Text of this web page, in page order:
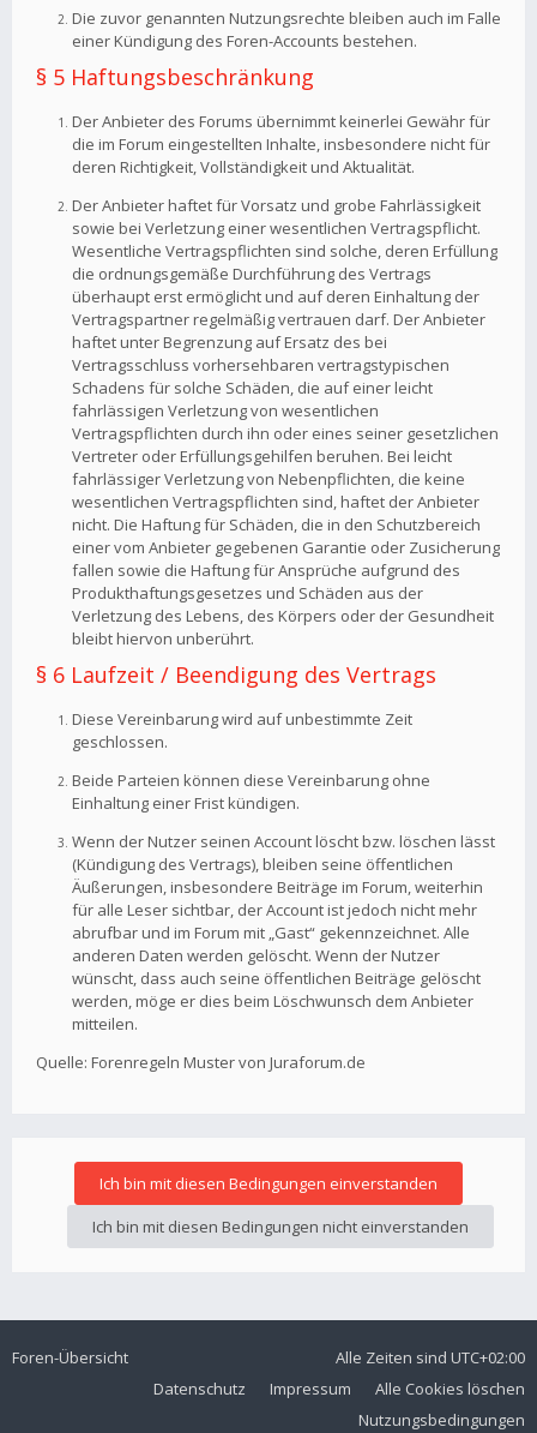
Die zuvor genannten Nutzungsrechte bleiben auch im Falle
einer Kündigung des Foren-Accounts bestehen.
§ 5 Haftungsbeschränkung
Der Anbieter des Forums übernimmt keinerlei Gewähr für
die im Forum eingestellten Inhalte, insbesondere nicht für
deren Richtigkeit, Vollständigkeit und Aktualität.
Der Anbieter haftet für Vorsatz und grobe Fahrlässigkeit
sowie bei Verletzung einer wesentlichen Vertragspflicht.
Wesentliche Vertragspflichten sind solche, deren Erfüllung
die ordnungsgemäße Durchführung des Vertrags
überhaupt erst ermöglicht und auf deren Einhaltung der
Vertragspartner regelmäßig vertrauen darf. Der Anbieter
haftet unter Begrenzung auf Ersatz des bei
Vertragsschluss vorhersehbaren vertragstypischen
Schadens für solche Schäden, die auf einer leicht
fahrlässigen Verletzung von wesentlichen
Vertragspflichten durch ihn oder eines seiner gesetzlichen
Vertreter oder Erfüllungsgehilfen beruhen. Bei leicht
fahrlässiger Verletzung von Nebenpflichten, die keine
wesentlichen Vertragspflichten sind, haftet der Anbieter
nicht. Die Haftung für Schäden, die in den Schutzbereich
einer vom Anbieter gegebenen Garantie oder Zusicherung
fallen sowie die Haftung für Ansprüche aufgrund des
Produkthaftungsgesetzes und Schäden aus der
Verletzung des Lebens, des Körpers oder der Gesundheit
bleibt hiervon unberührt.
§ 6 Laufzeit / Beendigung des Vertrags
Diese Vereinbarung wird auf unbestimmte Zeit
geschlossen.
Beide Parteien können diese Vereinbarung ohne
Einhaltung einer Frist kündigen.
Wenn der Nutzer seinen Account löscht bzw. löschen lässt
(Kündigung des Vertrags), bleiben seine öffentlichen
Äußerungen, insbesondere Beiträge im Forum, weiterhin
für alle Leser sichtbar, der Account ist jedoch nicht mehr
abrufbar und im Forum mit „Gast“ gekennzeichnet. Alle
anderen Daten werden gelöscht. Wenn der Nutzer
wünscht, dass auch seine öffentlichen Beiträge gelöscht
werden, möge er dies beim Löschwunsch dem Anbieter
mitteilen.
Quelle: Forenregeln Muster von Juraforum.de
Foren-Übersicht Alle Zeiten sind UTC+02:00
Alle Cookies löschen
Impressum
Datenschutz
Nutzungsbedingungen